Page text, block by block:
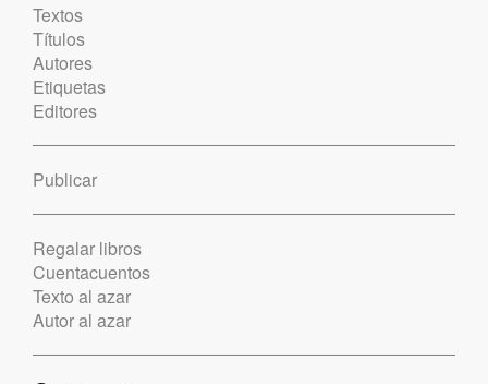
Textos
Títulos
Autores
Etiquetas
Editores
Publicar
Regalar libros
Cuentacuentos
Texto al azar
Autor al azar